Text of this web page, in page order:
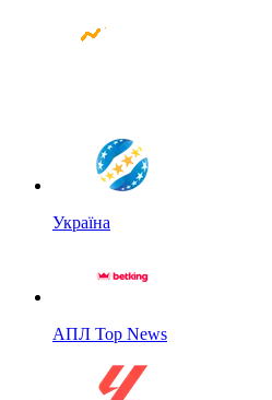
Україна
АПЛ Top News